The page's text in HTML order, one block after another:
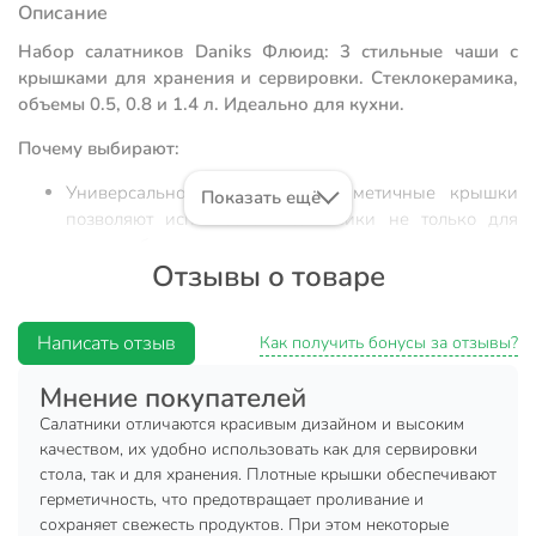
Описание
Набор салатников Daniks Флюид: 3 стильные чаши с
крышками для хранения и сервировки. Стеклокерамика,
объемы 0.5, 0.8 и 1.4 л. Идеально для кухни.
Почему выбирают:
Универсальность хранения: герметичные крышки
позволяют использовать салатники не только для
свежести продуктов в холодильнике.
перепадам температур и механическим
повреждениям, что делает этот набор практичнее
обычного стекла или хрупкого фарфора.
Компактная эргономика: три чаши разного диаметра
(19, 16, 14 см) вкладываются друг в друга по
принципу матрешки, экономя полезное пространство
в кухонном шкафу.
Показать ещё
Отзывы о товаре
Написать отзыв Как получить бонусы за отзывы?
Мнение покупателей
Салатники отличаются красивым дизайном и высоким
качеством, их удобно использовать как для сервировки
стола, так и для хранения. Плотные крышки обеспечивают
герметичность, что предотвращает проливание и
сохраняет свежесть продуктов. При этом некоторые